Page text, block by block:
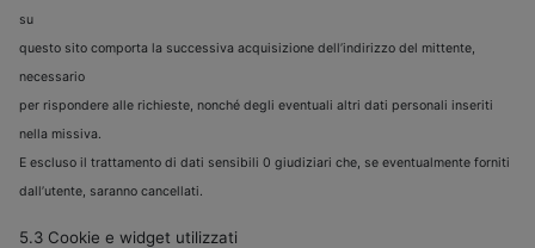
su
questo sito comporta la successiva acquisizione dell’indirizzo del mittente,
necessario
per rispondere alle richieste, nonché degli eventuali altri dati personali inseriti
nella missiva.
E escluso il trattamento di dati sensibili 0 giudiziari che, se eventualmente forniti
dall’utente, saranno cancellati.
5.3 Cookie e widget utilizzati